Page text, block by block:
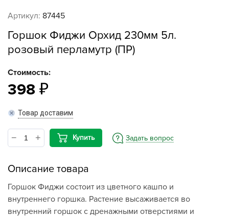
Артикул: 87445
Горшок Фиджи Орхид 230мм 5л.
розовый перламутр (ПР)
Стоимость:
398
Товар доставим
Купить Задать вопрос
Описание товара
Горшок Фиджи состоит из цветного кашпо и
внутреннего горшка. Растение высаживается во
внутренний горшок с дренажными отверстиями и